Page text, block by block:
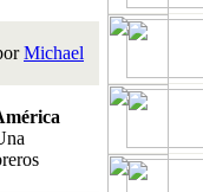
Michael